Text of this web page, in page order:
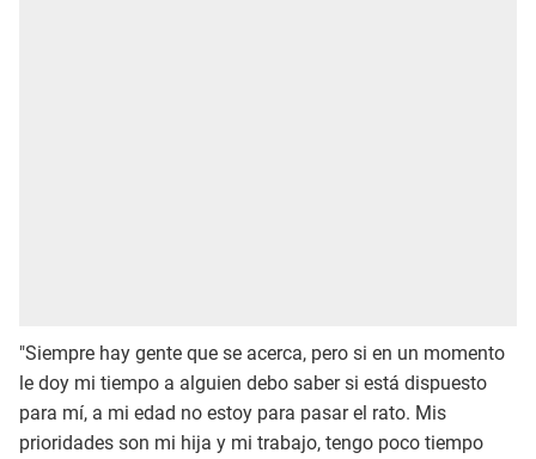
"Siempre hay gente que se acerca, pero si en un momento
le doy mi tiempo a alguien debo saber si está dispuesto
para mí, a mi edad no estoy para pasar el rato. Mis
prioridades son mi hija y mi trabajo, tengo poco tiempo